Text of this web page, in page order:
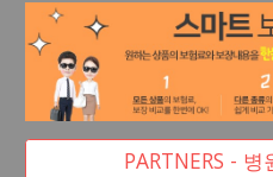
PARTNERS -